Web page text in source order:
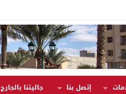
إتصل بنا
جاليتنا بالجارج